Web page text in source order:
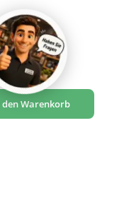
benutze die Schaltflächen um
den Warenkorb